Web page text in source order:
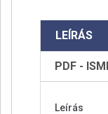
LEÍRÁS
PDF -
Leírás